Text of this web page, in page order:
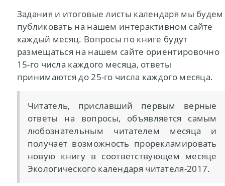
Задания и итоговые листы календаря мы будем
публиковать на нашем интерактивном сайте
каждый месяц. Вопросы по книге будут
размещаться на нашем сайте ориентировочно
15-го числа каждого месяца, ответы
принимаются до 25-го числа каждого месяца.
Читатель, приславший первым верные
ответы на вопросы, объявляется самым
любознательным читателем месяца и
получает возможность прорекламировать
новую книгу в соответствующем месяце
Экологического календаря читателя-2017.